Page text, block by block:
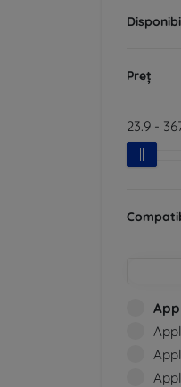
Preț
23.9 -